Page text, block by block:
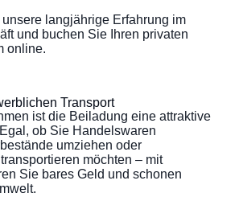
langjährige Erfahrung im
und buchen Sie Ihren privaten
online.
Transport
ist die Beiladung eine attraktive
ob Sie Handelswaren
umziehen oder
möchten – mit
Sie bares Geld und schonen